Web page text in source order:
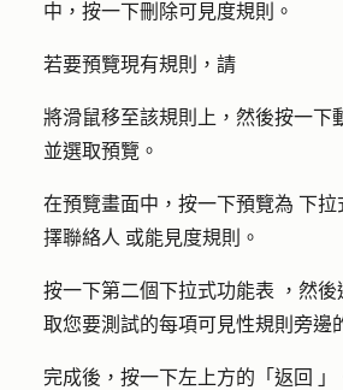
中，按一下刪除可見度規則 。
若要預覽現有規則，請
將滑鼠移至該規則上，然後按一下
並選取預覽 。
在預覽畫面中，按一下預覽為 下拉
擇聯絡人 或能見度規則 。
按一下第二個下拉式功能表 ，然後
取您要測試的每項可見性規則旁邊
完成後，按一下左上方的「 返回 」